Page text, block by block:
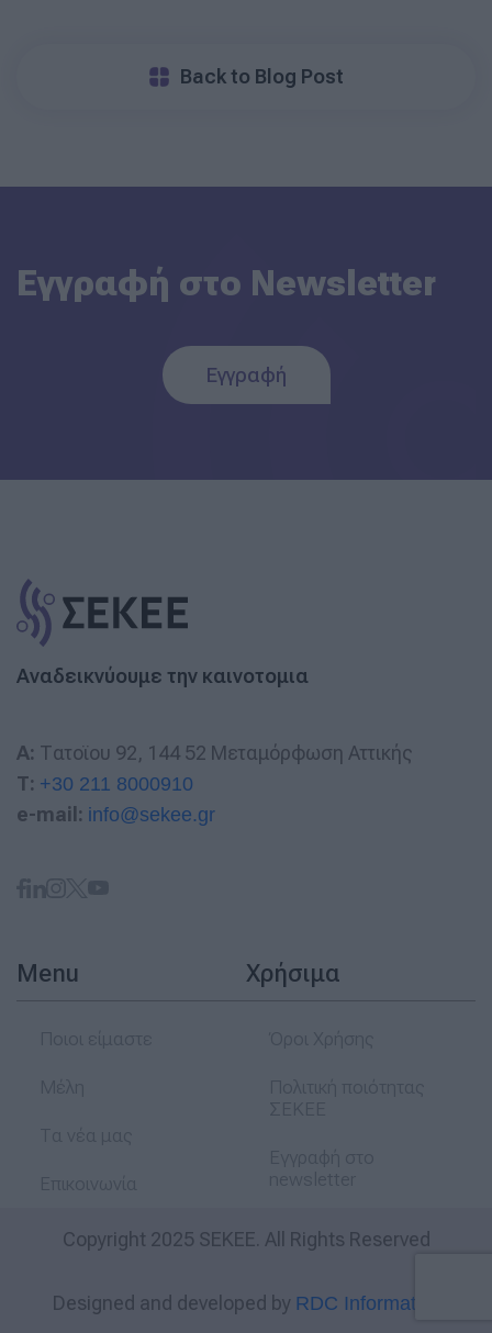
Back to Blog Post
Εγγραφή στο Newsletter
Εγγραφή
Αναδεικνύουμε την καινοτομια
A: Τατοϊου 92, 144 52 Μεταμόρφωση Αττικής
T: +30 211 8000910
e-mail: info@sekee.gr
Menu Χρήσιμα
Copyright 2025 SEKEE. All Rights Reserved
Designed and developed by RDC Informatics